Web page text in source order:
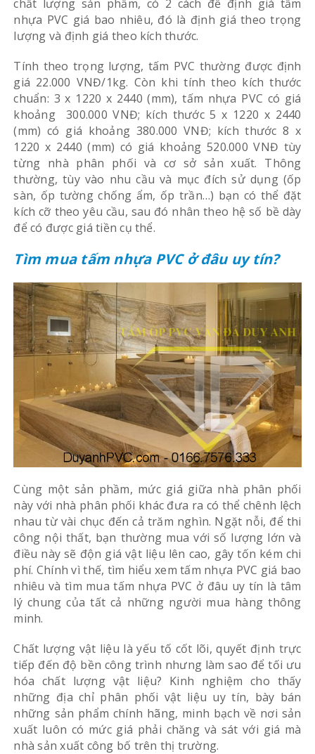
chất lượng sản phẩm, có 2 cách để định giá tấm
nhựa PVC giá bao nhiêu, đó là định giá theo trọng
lượng và định giá theo kích thước.
Tính theo trọng lượng, tấm PVC thường được định
giá 22.000 VNĐ/1kg. Còn khi tính theo kích thước
chuẩn: 3 x 1220 x 2440 (mm), tấm nhựa PVC có giá
khoảng 300.000 VNĐ; kích thước 5 x 1220 x 2440
(mm) có giá khoảng 380.000 VNĐ; kích thước 8 x
1220 x 2440 (mm) có giá khoảng 520.000 VNĐ tùy
từng nhà phân phối và cơ sở sản xuất. Thông
thường, tùy vào nhu cầu và mục đích sử dụng (ốp
sàn, ốp tường chống ẩm, ốp trần…) bạn có thể đặt
kích cỡ theo yêu cầu, sau đó nhân theo hệ số bề dày
để có được giá tiền cụ thể.
Tìm mua tấm nhựa PVC ở đâu uy tín?
Cùng một sản phầm, mức giá giữa nhà phân phối
này với nhà phân phối khác đưa ra có thể chênh lệch
nhau từ vài chục đến cả trăm nghìn. Ngặt nỗi, để thi
công nội thất, bạn thường mua với số lượng lớn và
điều này sẽ độn giá vật liệu lên cao, gây tốn kém chi
phí. Chính vì thế, tìm hiểu xem tấm nhựa PVC giá bao
nhiêu và tìm mua tấm nhựa PVC ở đâu uy tín là tâm
lý chung của tất cả những người mua hàng thông
minh.
Chất lượng vật liệu là yếu tố cốt lõi, quyết định trực
tiếp đến độ bền công trình nhưng làm sao để tối ưu
hóa chất lượng vật liệu? Kinh nghiệm cho thấy
những địa chỉ phân phối vật liệu uy tín, bày bán
những sản phẩm chính hãng, minh bạch về nơi sản
xuất luôn có mức giá phải chăng và sát với giá mà
nhà sản xuất công bố trên thị trường.